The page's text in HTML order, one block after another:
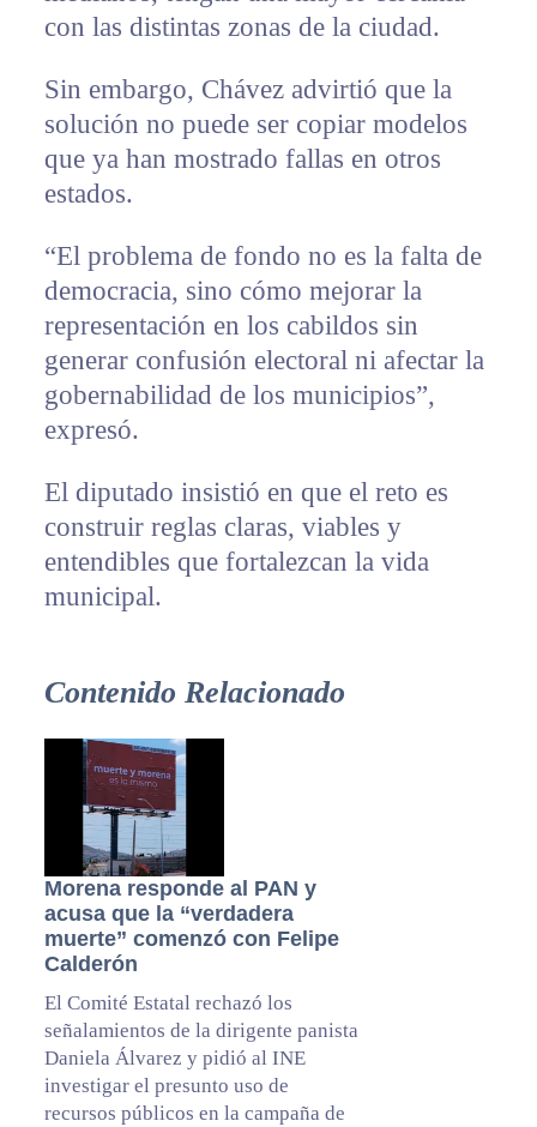
con las distintas zonas de la ciudad.
Sin embargo, Chávez advirtió que la
solución no puede ser copiar modelos
que ya han mostrado fallas en otros
estados.
“El problema de fondo no es la falta de
democracia, sino cómo mejorar la
representación en los cabildos sin
generar confusión electoral ni afectar la
gobernabilidad de los municipios”,
expresó.
El diputado insistió en que el reto es
construir reglas claras, viables y
entendibles que fortalezcan la vida
municipal.
Contenido Relacionado
Morena responde al PAN y
acusa que la “verdadera
muerte” comenzó con Felipe
Calderón
El Comité Estatal rechazó los
señalamientos de la dirigente panista
Daniela Álvarez y pidió al INE
investigar el presunto uso de
recursos públicos en la campaña de